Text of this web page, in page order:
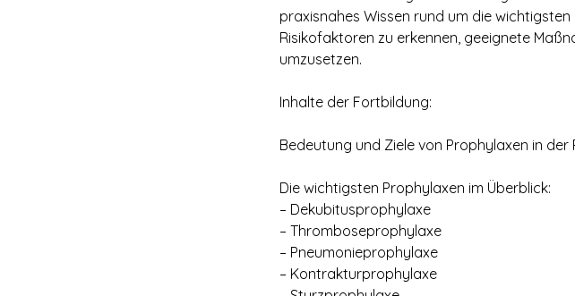
praxisnahes Wissen rund um die
Risikofaktoren zu erkennen, geeignete
umzusetzen.
Inhalte der Fortbildung:
Bedeutung und Ziele von Prophylaxen in der
Die wichtigsten Prophylaxen im Überblick:
– Dekubitusprophylaxe
– Thromboseprophylaxe
– Pneumonieprophylaxe
– Kontrakturprophylaxe